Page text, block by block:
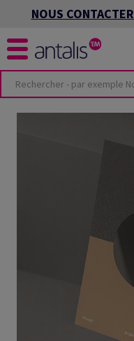
NOUS CONTACTER